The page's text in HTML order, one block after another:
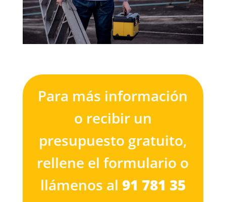
Para más información
o recibir un
presupuesto gratuito,
rellene el formulario o
llámenos al 91 781 35